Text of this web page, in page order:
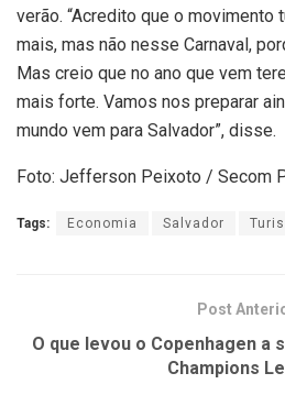
verão. “Acredito que o
mais, mas não nesse Carnaval,
Mas creio que no ano que vem
mais forte. Vamos nos preparar
mundo vem para Salvador”, disse.
Foto: Jefferson Peixoto / Secom
Tags: Economia Salvador
Post
O que levou o Copenhagen a
Champions